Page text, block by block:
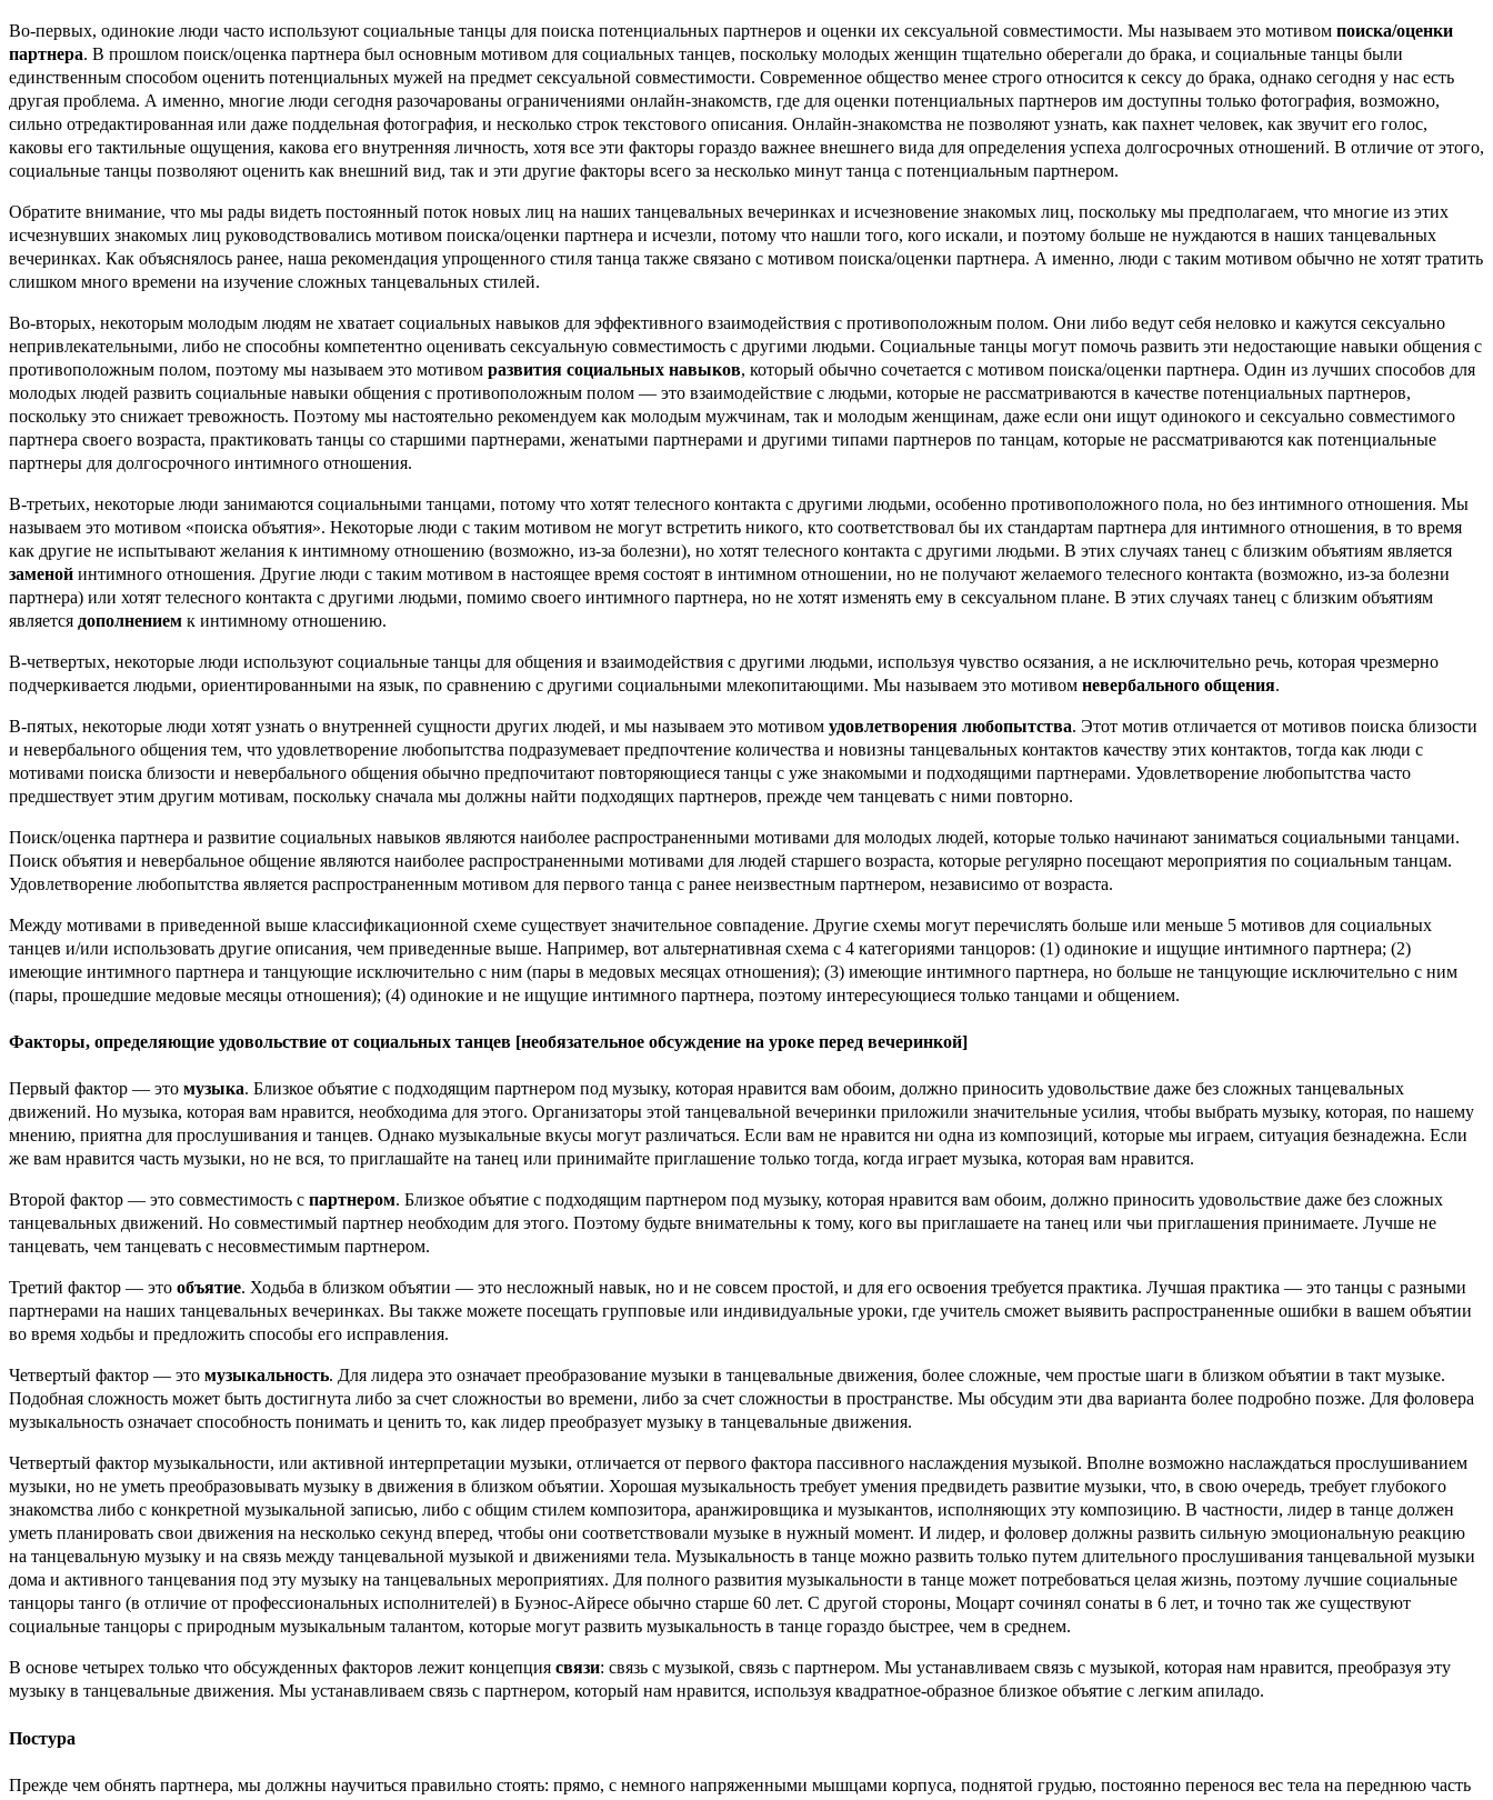
Во-первых, одинокие люди часто используют социальные танцы для поиска потенциальных партнеров и оценки их сексуальной совместимости. Мы называем это мотивом поиска/оценки
партнера. В прошлом поиск/оценка партнера был основным мотивом для социальных танцев, поскольку молодых женщин тщательно оберегали до брака, и социальные танцы были
единственным способом оценить потенциальных мужей на предмет сексуальной совместимости. Современное общество менее строго относится к сексу до брака, однако сегодня у нас есть
другая проблема. А именно, многие люди сегодня разочарованы ограничениями онлайн-знакомств, где для оценки потенциальных партнеров им доступны только фотография, возможно,
сильно отредактированная или даже поддельная фотография, и несколько строк текстового описания. Онлайн-знакомства не позволяют узнать, как пахнет человек, как звучит его голос,
каковы его тактильные ощущения, какова его внутренняя личность, хотя все эти факторы гораздо важнее внешнего вида для определения успеха долгосрочных отношений. В отличие от этого,
социальные танцы позволяют оценить как внешний вид, так и эти другие факторы всего за несколько минут танца с потенциальным партнером.
Обратите внимание, что мы рады видеть постоянный поток новых лиц на наших танцевальных вечеринках и исчезновение знакомых лиц, поскольку мы предполагаем, что многие из этих
исчезнувших знакомых лиц руководствовались мотивом поиска/оценки партнера и исчезли, потому что нашли того, кого искали, и поэтому больше не нуждаются в наших танцевальных
вечеринках. Как объяснялось ранее, наша рекомендация упрощенного стиля танца также связано с мотивом поиска/оценки партнера. А именно, люди с таким мотивом обычно не хотят тратить
слишком много времени на изучение сложных танцевальных стилей.
Во-вторых, некоторым молодым людям не хватает социальных навыков для эффективного взаимодействия с противоположным полом. Они либо ведут себя неловко и кажутся сексуально
непривлекательными, либо не способны компетентно оценивать сексуальную совместимость с другими людьми. Социальные танцы могут помочь развить эти недостающие навыки общения с
противоположным полом, поэтому мы называем это мотивом развития социальных навыков, который обычно сочетается с мотивом поиска/оценки партнера. Один из лучших способов для
молодых людей развить социальные навыки общения с противоположным полом — это взаимодействие с людьми, которые не рассматриваются в качестве потенциальных партнеров,
поскольку это снижает тревожность. Поэтому мы настоятельно рекомендуем как молодым мужчинам, так и молодым женщинам, даже если они ищут одинокого и сексуально совместимого
партнера своего возраста, практиковать танцы со старшими партнерами, женатыми партнерами и другими типами партнеров по танцам, которые не рассматриваются как потенциальные
партнеры для долгосрочного интимного отношения.
В-третьих, некоторые люди занимаются социальными танцами, потому что хотят телесного контакта с другими людьми, особенно противоположного пола, но без интимного отношения. Мы
называем это мотивом «поиска объятия». Некоторые люди с таким мотивом не могут встретить никого, кто соответствовал бы их стандартам партнера для интимного отношения, в то время
как другие не испытывают желания к интимному отношению (возможно, из-за болезни), но хотят телесного контакта с другими людьми. В этих случаях танец с близким объятиям является
заменой интимного отношения. Другие люди с таким мотивом в настоящее время состоят в интимном отношении, но не получают желаемого телесного контакта (возможно, из-за болезни
партнера) или хотят телесного контакта с другими людьми, помимо своего интимного партнера, но не хотят изменять ему в сексуальном плане. В этих случаях танец с близким объятиям
является дополнением к интимному отношению.
В-четвертых, некоторые люди используют социальные танцы для общения и взаимодействия с другими людьми, используя чувство осязания, а не исключительно речь, которая чрезмерно
подчеркивается людьми, ориентированными на язык, по сравнению с другими социальными млекопитающими. Мы называем это мотивом невербального общения.
В-пятых, некоторые люди хотят узнать о внутренней сущности других людей, и мы называем это мотивом удовлетворения любопытства. Этот мотив отличается от мотивов поиска близости
и невербального общения тем, что удовлетворение любопытства подразумевает предпочтение количества и новизны танцевальных контактов качеству этих контактов, тогда как люди с
мотивами поиска близости и невербального общения обычно предпочитают повторяющиеся танцы с уже знакомыми и подходящими партнерами. Удовлетворение любопытства часто
предшествует этим другим мотивам, поскольку сначала мы должны найти подходящих партнеров, прежде чем танцевать с ними повторно.
Поиск/оценка партнера и развитие социальных навыков являются наиболее распространенными мотивами для молодых людей, которые только начинают заниматься социальными танцами.
Поиск объятия и невербальное общение являются наиболее распространенными мотивами для людей старшего возраста, которые регулярно посещают мероприятия по социальным танцам.
Удовлетворение любопытства является распространенным мотивом для первого танца с ранее неизвестным партнером, независимо от возраста.
Между мотивами в приведенной выше классификационной схеме существует значительное совпадение. Другие схемы могут перечислять больше или меньше 5 мотивов для социальных
танцев и/или использовать другие описания, чем приведенные выше. Например, вот альтернативная схема с 4 категориями танцоров: (1) одинокие и ищущие интимного партнера; (2)
имеющие интимного партнера и танцующие исключительно с ним (пары в медовых месяцах отношения); (3) имеющие интимного партнера, но больше не танцующие исключительно с ним
(пары, прошедшие медовые месяцы отношения); (4) одинокие и не ищущие интимного партнера, поэтому интересующиеся только танцами и общением.
Факторы, определяющие удовольствие от социальных танцев [необязательное обсуждение на уроке перед вечеринкой]
Первый фактор — это музыка. Близкое объятие с подходящим партнером под музыку, которая нравится вам обоим, должно приносить удовольствие даже без сложных танцевальных
движений. Но музыка, которая вам нравится, необходима для этого. Организаторы этой танцевальной вечеринки приложили значительные усилия, чтобы выбрать музыку, которая, по нашему
мнению, приятна для прослушивания и танцев. Однако музыкальные вкусы могут различаться. Если вам не нравится ни одна из композиций, которые мы играем, ситуация безнадежна. Если
же вам нравится часть музыки, но не вся, то приглашайте на танец или принимайте приглашение только тогда, когда играет музыка, которая вам нравится.
Второй фактор — это совместимость с партнером. Близкое объятие с подходящим партнером под музыку, которая нравится вам обоим, должно приносить удовольствие даже без сложных
танцевальных движений. Но совместимый партнер необходим для этого. Поэтому будьте внимательны к тому, кого вы приглашаете на танец или чьи приглашения принимаете. Лучше не
танцевать, чем танцевать с несовместимым партнером.
Третий фактор — это объятие. Ходьба в близком объятии — это несложный навык, но и не совсем простой, и для его освоения требуется практика. Лучшая практика — это танцы с разными
партнерами на наших танцевальных вечеринках. Вы также можете посещать групповые или индивидуальные уроки, где учитель сможет выявить распространенные ошибки в вашем объятии
во время ходьбы и предложить способы его исправления.
Четвертый фактор — это музыкальность. Для лидера это означает преобразование музыки в танцевальные движения, более сложные, чем простые шаги в близком объятии в такт музыке.
Подобная сложность может быть достигнута либо за счет сложностьи во времени, либо за счет сложностьи в пространстве. Мы обсудим эти два варианта более подробно позже. Для фоловера
музыкальность означает способность понимать и ценить то, как лидер преобразует музыку в танцевальные движения.
Четвертый фактор музыкальности, или активной интерпретации музыки, отличается от первого фактора пассивного наслаждения музыкой. Вполне возможно наслаждаться прослушиванием
музыки, но не уметь преобразовывать музыку в движения в близком объятии. Хорошая музыкальность требует умения предвидеть развитие музыки, что, в свою очередь, требует глубокого
знакомства либо с конкретной музыкальной записью, либо с общим стилем композитора, аранжировщика и музыкантов, исполняющих эту композицию. В частности, лидер в танце должен
уметь планировать свои движения на несколько секунд вперед, чтобы они соответствовали музыке в нужный момент. И лидер, и фоловер должны развить сильную эмоциональную реакцию
на танцевальную музыку и на связь между танцевальной музыкой и движениями тела. Музыкальность в танце можно развить только путем длительного прослушивания танцевальной музыки
дома и активного танцевания под эту музыку на танцевальных мероприятиях. Для полного развития музыкальности в танце может потребоваться целая жизнь, поэтому лучшие социальные
танцоры танго (в отличие от профессиональных исполнителей) в Буэнос-Айресе обычно старше 60 лет. С другой стороны, Моцарт сочинял сонаты в 6 лет, и точно так же существуют
социальные танцоры с природным музыкальным талантом, которые могут развить музыкальность в танце гораздо быстрее, чем в среднем.
В основе четырех только что обсужденных факторов лежит концепция связи: связь с музыкой, связь с партнером. Мы устанавливаем связь с музыкой, которая нам нравится, преобразуя эту
музыку в танцевальные движения. Мы устанавливаем связь с партнером, который нам нравится, используя квадратное-образное близкое объятие с легким апиладо.
Постура
Прежде чем обнять партнера, мы должны научиться правильно стоять: прямо, с немного напряженными мышцами корпуса, поднятой грудью, постоянно перенося вес тела на переднюю часть